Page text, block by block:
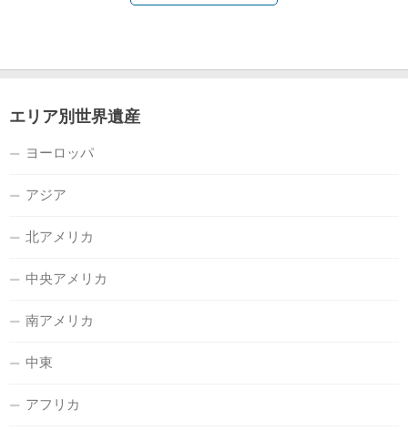
エリア別世界遺産
ヨーロッパ
アジア
北アメリカ
中央アメリカ
南アメリカ
中東
アフリカ